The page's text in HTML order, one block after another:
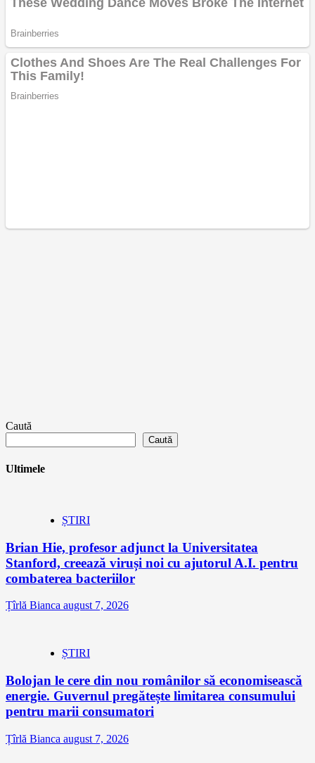
Caută
Caută
Ultimele
ȘTIRI
Brian Hie, profesor adjunct la Universitatea
Stanford, creează viruși noi cu ajutorul A.I. pentru
combaterea bacteriilor
Țîrlă Bianca august 7, 2026
ȘTIRI
Bolojan le cere din nou românilor să economisească
energie. Guvernul pregătește limitarea consumului
pentru marii consumatori
Țîrlă Bianca august 7, 2026